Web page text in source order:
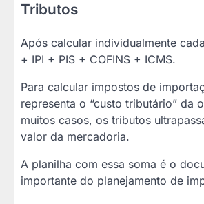
Tributos
Após calcular individualmente
+ IPI + PIS + COFINS + ICMS.
Para calcular impostos de
representa o “custo tributário” da
muitos casos, os tributos
valor da mercadoria.
A planilha com essa soma é o
importante do planejamento de